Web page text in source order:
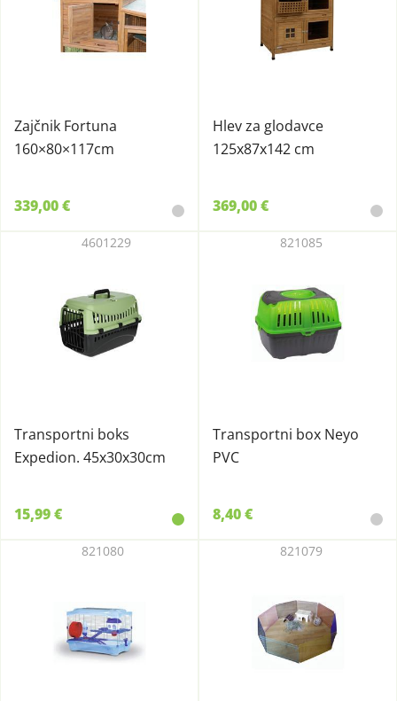
Zajčnik Fortuna
160×80×117cm
339,00 €
Hlev za glodavce
125x87x142 cm
369,00 €
Transportni boks
Expedion. 45x30x30cm
4601229
15,99 €
Transportni box Neyo
PVC
821085
8,40 €
821080 821079